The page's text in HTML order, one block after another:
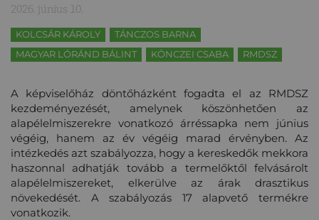
2026. június 10.
KOLCSÁR KÁROLY
TÁNCZOS BARNA
MAGYAR LÓRÁND BÁLINT
KÖNCZEI CSABA RMDSZ
A képviselőház döntőházként fogadta el az RMDSZ
kezdeményezését, amelynek köszönhetően az
alapélelmiszerekre vonatkozó árréssapka nem június
végéig, hanem az év végéig marad érvényben. Az
intézkedés azt szabályozza, hogy a kereskedők mekkora
haszonnal adhatják tovább a termelőktől felvásárolt
alapélelmiszereket, elkerülve az árak drasztikus
növekedését. A szabályozás 17 alapvető termékre
vonatkozik.